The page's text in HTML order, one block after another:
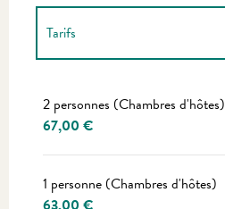
Tarifs
2 personnes (Chambres d'hôtes)
67,00 €
1 personne (Chambres d'hôtes)